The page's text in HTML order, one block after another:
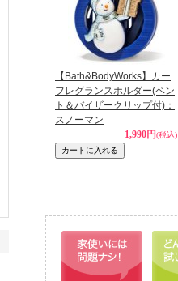
【Bath&BodyWorks】カー
フレグランスホルダー(ベン
ト＆バイザークリップ付)：
スノーマン
1,990円(税込)